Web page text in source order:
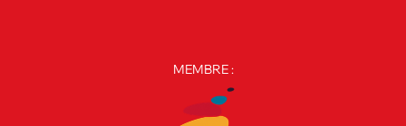
MEMBRE :